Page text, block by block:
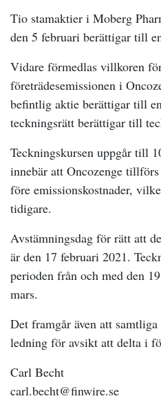
Tio stamaktier i Moberg
den 5 februari berättigar till
Vidare förmedlas villkoren
företrädesemissionen i
befintlig aktie berättigar till
teckningsrätt berättigar till
Teckningskursen uppgår till
innebär att Oncozenge
före emissionskostnader,
tidigare.
Avstämningsdag för rätt att
är den 17 februari 2021.
perioden från och med den
mars.
Det framgår även att
ledning för avsikt att delta i
Carl Becht
carl.becht@finwire.se